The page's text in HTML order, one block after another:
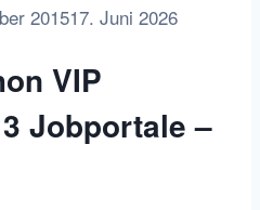
201517. Juni 2026
VIP
Jobportale –